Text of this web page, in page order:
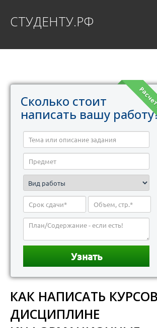
СТУДЕНТУ.РФ
Сколько стоит
написать вашу
КАК НАПИСАТЬ
ДИСЦИПЛИНЕ